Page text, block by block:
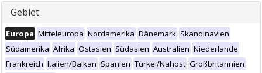
Gebiet
Europa Mitteleuropa Nordamerika Dänemark Skandinavien
Südamerika Afrika Ostasien Südasien Australien Niederlande
Frankreich Italien/Balkan Spanien Türkei/Nahost Großbritannien